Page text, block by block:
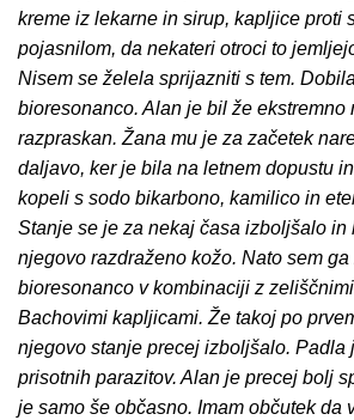
kreme iz lekarne in sirup, kapljice proti
pojasnilom, da nekateri otroci to
Nisem se želela sprijazniti s tem.
bioresonanco. Alan je bil že ekstremno
razpraskan. Žana mu je za začetek
daljavo, ker je bila na letnem dopustu
kopeli s sodo bikarbono, kamilico in
Stanje se je za nekaj časa izboljšalo in
njegovo razdraženo kožo. Nato sem
bioresonanco v kombinaciji z
Bachovimi kapljicami. Že takoj po
njegovo stanje precej izboljšalo. Padla
prisotnih parazitov. Alan je precej bolj
je samo še občasno. Imam občutek da